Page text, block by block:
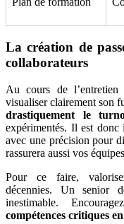
La création de
collaborateurs
Au cours de
visualiser clairement son
drastiquement le
expérimentés. Il est donc
avec une précision pour
rassurera aussi vos
Pour ce faire,
décennies. Un senior
inestimable.
compétences critiques